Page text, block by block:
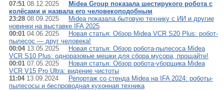
07:51 08.12.2025
Midea Group показала шестирукого робота с
колёсами и назвала его человекоподобным
23:28 08.09.2025
Midea показала бытовую технику с ИИ и другие
новинки на выставке IFA 2025
00:01 04.06.2025
Новая статья: Обзор Midea VCR S20 Plus: робот-
пылесос — друг человека!
00:0413.05.2025
Новая статья: Обзор робота-пылесоса Midea
VCR S10 Plus: одноразовые мешки для сбора мусора, прощайте!
00:01 07.05.2025
Новая статья: Обзор робота-уборщика Midea
VCR V15 Pro Ultra: видение чистоты
11:0413.09.2024
Репортаж со стенда Midea на IFA 2024: роботы-
пылесосы и беспроводная кухонная техника